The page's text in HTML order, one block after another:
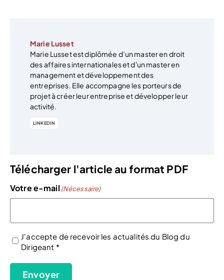
Marie Lusset
Marie Lusset est diplômée d’un master en droit
des affaires internationales et d'un master en
management et développement des
entreprises. Elle accompagne les porteurs de
projet à créer leur entreprise et développer leur
activité.
LINKEDIN
Télécharger l'article au format PDF
Votre e-mail (Nécessaire)
(Nécessaire)
J'accepte de recevoir les actualités du Blog du
Dirigeant *
Envoyer